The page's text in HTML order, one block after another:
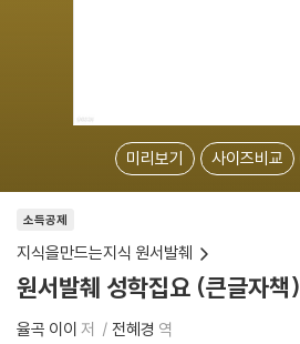
미리보기 사이즈비교
소득공제
지식을만드는지식 원서발췌
원서발췌 성학집요 (큰글자책)
율곡 이이 저 전혜경 역